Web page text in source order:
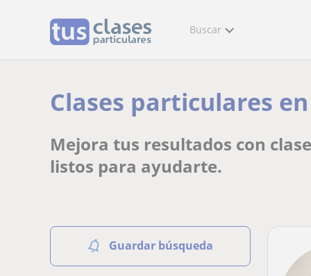
Buscar
Clases particulares
Mejora tus resultados con
listos para ayudarte.
Guardar búsqueda